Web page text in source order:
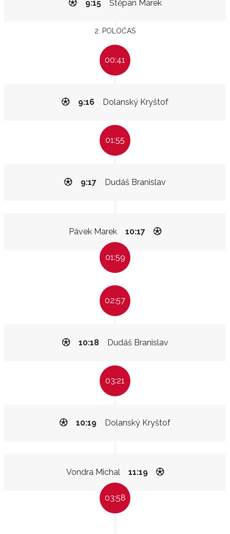
Štěpán Marek
9:15
2. POLOČAS
00:41
Dolanský Kryštof
9:16
01:55
Dudáš Branislav
9:17
Pávek Marek 10:17
01:59
02:57
Dudáš Branislav
10:18
03:21
Dolanský Kryštof
10:19
Vondra Michal 11:19
03:58